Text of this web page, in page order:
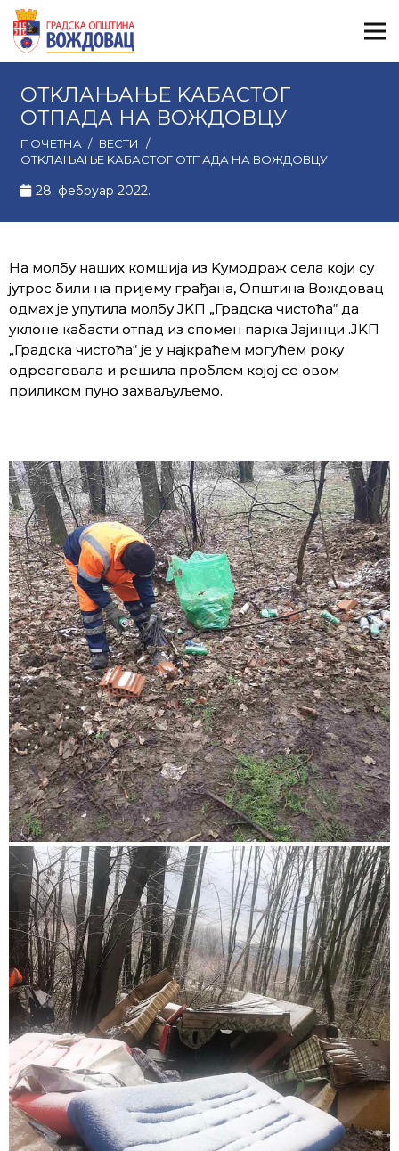
ОТKЛАЊАЊЕ KАБАСТОГ
ОТПАДА НА ВОЖДОВЦУ
ПОЧЕТНА / ВЕСТИ
/
ОТKЛАЊАЊЕ KАБАСТОГ ОТПАДА НА ВОЖДОВЦУ
28. фебруар 2022.
На молбу наших комшија из Kумодраж села који су
јутрос били на пријему грађана, Општина Вождовац
одмах је упутила молбу ЈKП „Градска чистоћа“ да
уклоне кабасти отпад из спомен парка Јајинци .ЈKП
„Градска чистоћа“ је у најкраћем могућем року
одреаговала и решила проблем којој се овом
приликом пуно захваљуљемо.